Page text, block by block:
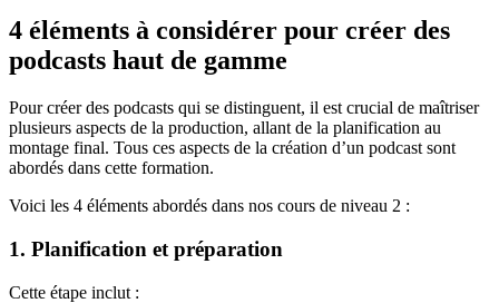
4 éléments à considérer pour créer des
podcasts haut de gamme
Pour créer des podcasts qui se distinguent, il est crucial de maîtriser
plusieurs aspects de la production, allant de la planification au
montage final. Tous ces aspects de la création d’un podcast sont
abordés dans cette formation.
Voici les 4 éléments abordés dans nos cours de niveau 2 :
1. Planification et préparation
Cette étape inclut :